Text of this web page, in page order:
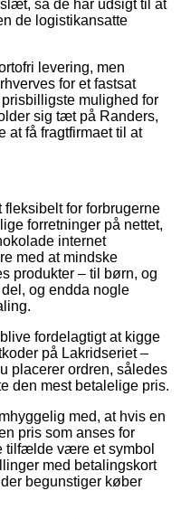
så de har udsigt til at
de logistikansatte
levering, men
for et fastsat
mulighed for
sig tæt på Randers,
at få fragtfirmaet til at
for forbrugerne
forretninger på nettet,
internet
med at mindske
produkter – til børn, og
og endda nogle
fordelagtigt at kigge
på Lakridseriet –
placerer ordren, således
den mest betalelige pris.
med, at hvis en
pris som anses for
tilfælde være et symbol
med betalingskort
begunstiger køber